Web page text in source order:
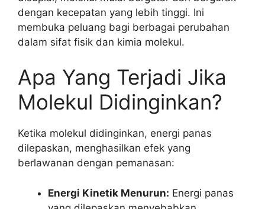
dengan kecepatan yang lebih tinggi. Ini
membuka peluang bagi berbagai perubahan
dalam sifat fisik dan kimia molekul.
Apa Yang Terjadi Jika
Molekul Didinginkan?
Ketika molekul didinginkan, energi panas
dilepaskan, menghasilkan efek yang
berlawanan dengan pemanasan:
Energi Kinetik Menurun: Energi panas